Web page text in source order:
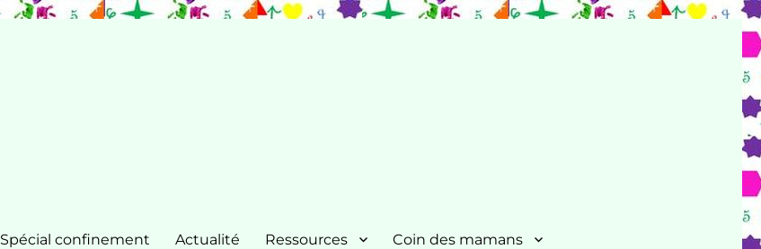
Spécial confinement Actualité Ressources Coin des mamans